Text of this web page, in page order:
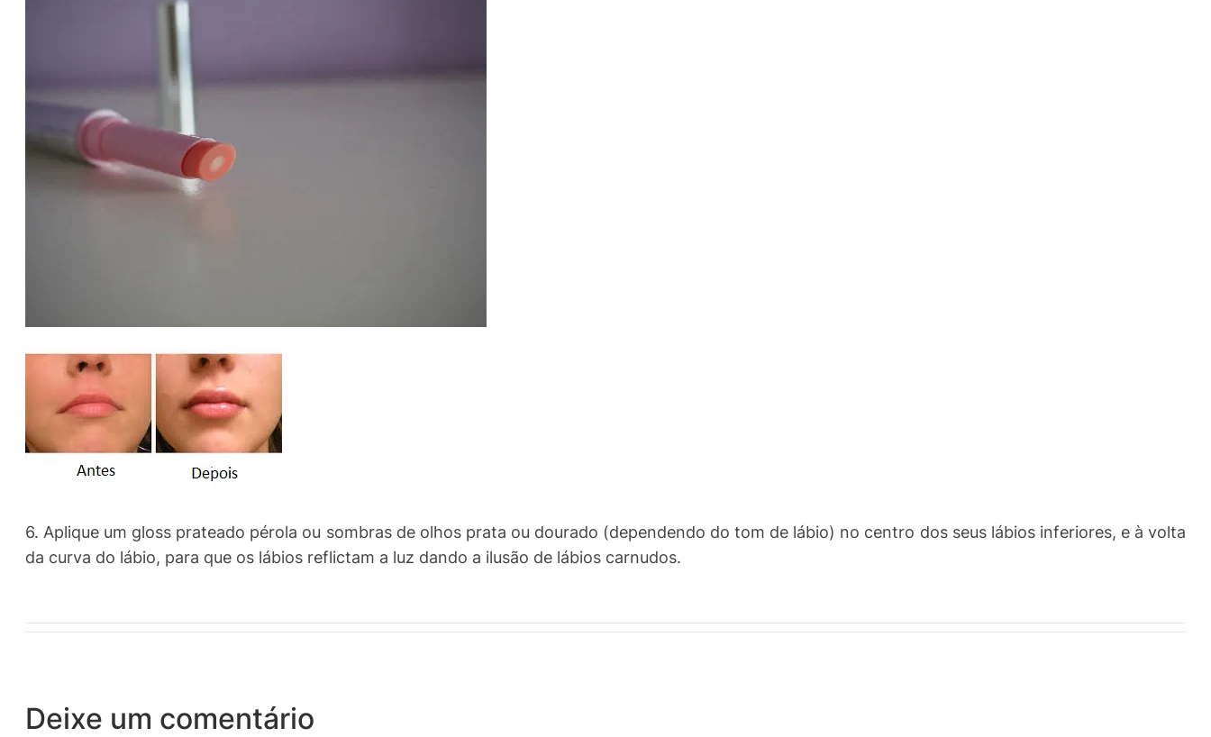
6. Aplique um gloss prateado pérola ou sombras de olhos prata ou dourado (dependendo do tom de lábio) no centro dos seus lábios inferiores, e à volta
da curva do lábio, para que os lábios reflictam a luz dando a ilusão de lábios carnudos.
Deixe um comentário